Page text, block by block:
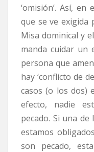
‘omisión’. Así,
que se ve exigida
Misa dominical y
manda cuidar un
persona que
hay ‘conflicto de
casos (o los dos)
efecto, nadie
pecado. Si una
estamos
son pecado,